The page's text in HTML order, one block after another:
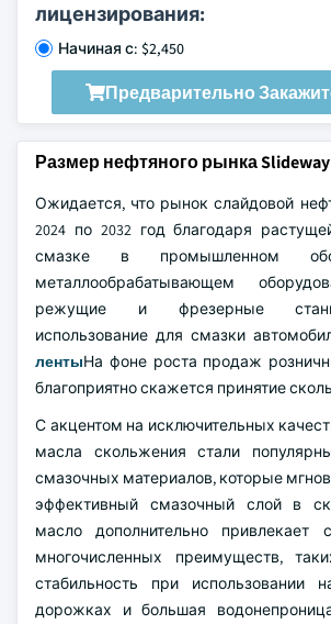
лицензирования:
Начиная с: $2,450
Предварительно
Размер нефтяного рынка Slideway
Ожидается, что рынок слайдовой
2024 по 2032 год благодаря
смазке в промышленном
металлообрабатывающем
режущие и фрезерные
использование для смазки
лентыНа фоне роста продаж
благоприятно скажется принятие
С акцентом на исключительных
масла скольжения стали
смазочных материалов, которые
эффективный смазочный слой в
масло дополнительно привлекает
многочисленных преимуществ,
стабильность при использовании
дорожках и большая